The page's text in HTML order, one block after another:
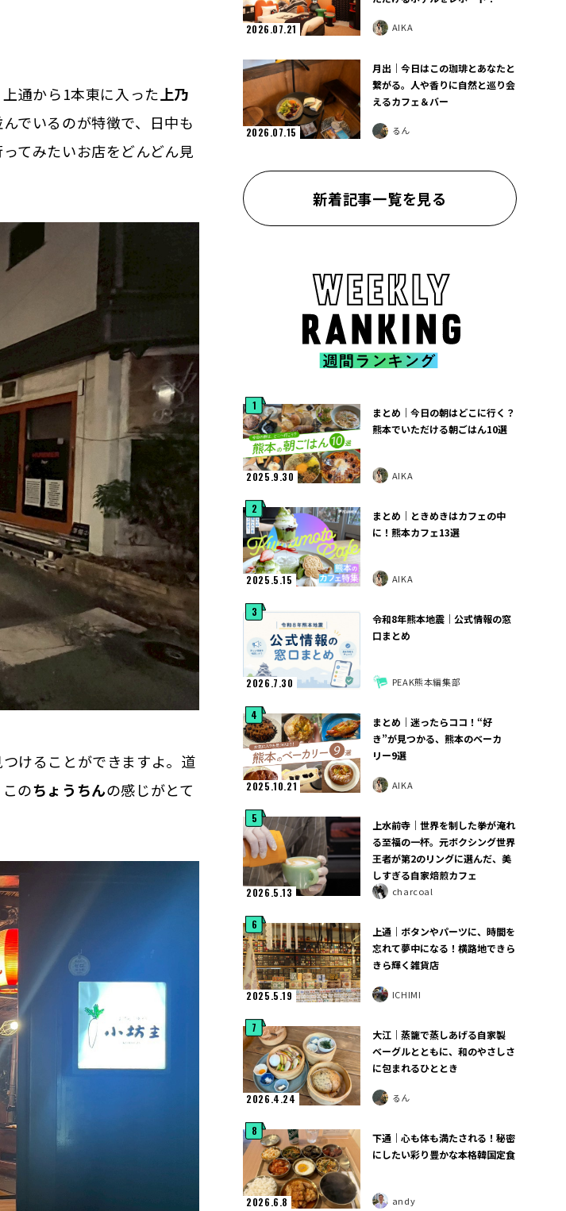
通から1本東に入った上乃
でいるのが特徴で、日中も
てみたいお店をどんどん見
けることができますよ。道
のちょうちんの感じがとて
2026.07.21 AIKA
2026.07.15
月出｜今日はこの珈琲とあなたと
繋がる。人や香りに自然と巡り会
えるカフェ＆バー
るん
新着記事一覧を見る
1
2025.9.30
まとめ｜今日の朝はどこに行く？
熊本でいただける朝ごはん10選
AIKA
2
2025.5.15
まとめ｜ときめきはカフェの中
に！熊本カフェ13選
AIKA
3
2026.7.30
令和8年熊本地震｜公式情報の窓
口まとめ
PEAK熊本編集部
4
2025.10.21
まとめ｜迷ったらココ！“好
き”が見つかる、熊本のベーカ
リー9選
AIKA
5
2026.5.13
上水前寺｜世界を制した拳が淹れ
る至福の一杯。元ボクシング世界
王者が第2のリングに選んだ、美
しすぎる自家焙煎カフェ
charcoal
6
2025.5.19
上通｜ボタンやパーツに、時間を
忘れて夢中になる！横路地できら
きら輝く雑貨店
ICHIMI
7
2026.4.24
大江｜蒸籠で蒸しあげる自家製
ベーグルとともに、和のやさしさ
に包まれるひととき
るん
8
2026.6.8
下通｜心も体も満たされる！秘密
にしたい彩り豊かな本格韓国定食
andy